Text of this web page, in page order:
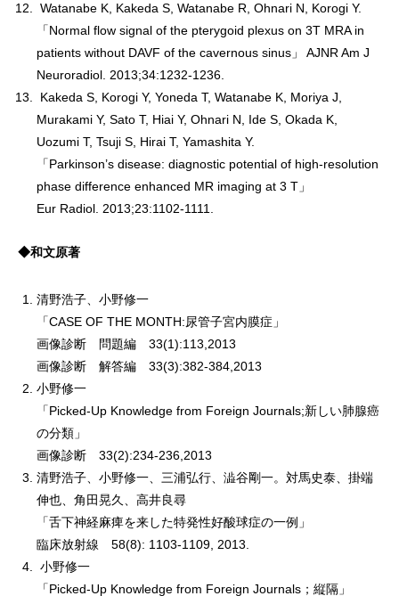
Watanabe K, Kakeda S, Watanabe R, Ohnari N, Korogi Y.
「Normal flow signal of the pterygoid plexus on 3T MRA in
patients without DAVF of the cavernous sinus」 AJNR Am J
Neuroradiol. 2013;34:1232-1236.
Kakeda S, Korogi Y, Yoneda T, Watanabe K, Moriya J,
Murakami Y, Sato T, Hiai Y, Ohnari N, Ide S, Okada K,
Uozumi T, Tsuji S, Hirai T, Yamashita Y.
「Parkinson’s disease: diagnostic potential of high-resolution
phase difference enhanced MR imaging at 3 T」
Eur Radiol. 2013;23:1102-1111.
◆和文原著
清野浩子、小野修一
「CASE OF THE MONTH:尿管子宮内膜症」
画像診断 問題編 33(1):113,2013
画像診断 解答編 33(3):382-384,2013
小野修一
「Picked-Up Knowledge from Foreign Journals;新しい肺腺癌
の分類」
画像診断 33(2):234-236,2013
清野浩子、小野修一、三浦弘行、澁谷剛一。対馬史泰、掛端
伸也、角田晃久、高井良尋
「舌下神経麻痺を来した特発性好酸球症の一例」
臨床放射線 58(8): 1103-1109, 2013.
小野修一
「Picked-Up Knowledge from Foreign Journals；縦隔」